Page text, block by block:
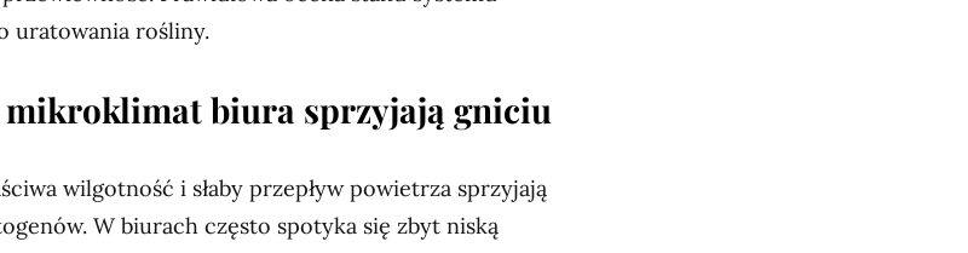
uratowania rośliny.
mikroklimat biura sprzyjają gniciu
wilgotność i słaby przepływ powietrza sprzyjają
W biurach często spotyka się zbyt niską